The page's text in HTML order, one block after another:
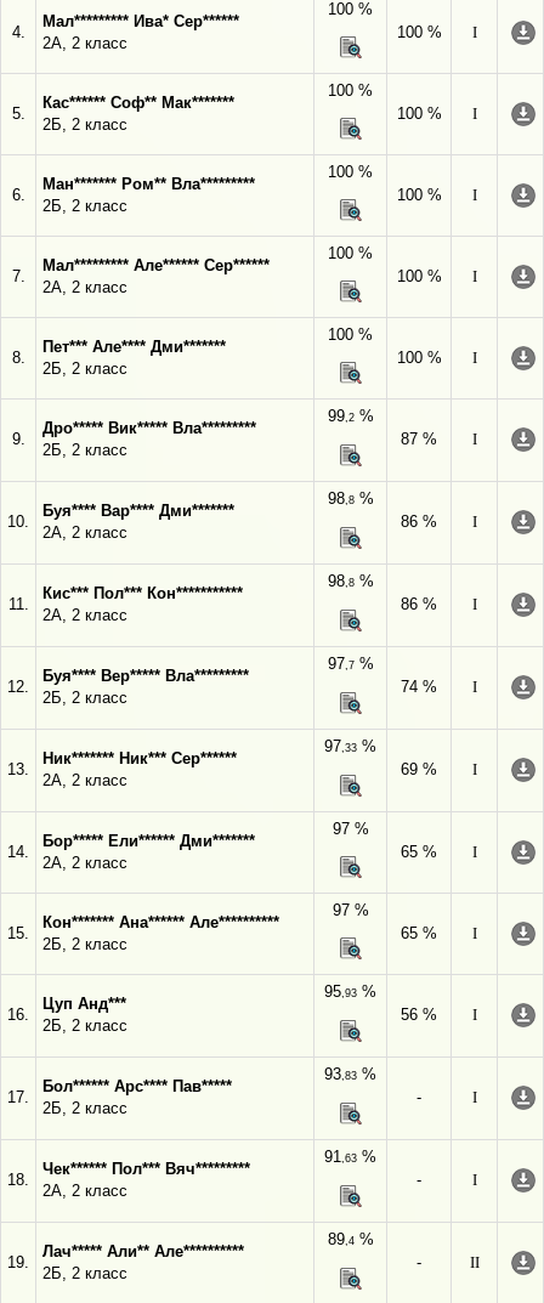
4.
Мал********* Ива* Сер******
2А, 2 класс
100 %
100 %
I
5.
Кас****** Соф** Мак*******
2Б, 2 класс
100 %
100 %
I
6.
Ман******* Ром** Вла*********
2Б, 2 класс
100 %
100 %
I
7.
Мал********* Але****** Сер******
2А, 2 класс
100 %
100 %
I
8.
Пет*** Але**** Дми*******
2Б, 2 класс
100 %
100 %
I
9.
Дро***** Вик***** Вла*********
2Б, 2 класс
99,2%
87 %
I
10.
Буя**** Вар**** Дми*******
2А, 2 класс
98,8%
86 %
I
11.
Кис*** Пол*** Кон***********
2А, 2 класс
98,8%
86 %
I
12.
Буя**** Вер***** Вла*********
2Б, 2 класс
97,7%
74 %
I
13.
Ник******* Ник*** Сер******
2А, 2 класс
97,33 %
69 %
I
14.
Бор***** Ели****** Дми*******
2А, 2 класс
97 %
65 %
I
15.
Кон******* Ана****** Але**********
2Б, 2 класс
97 %
65 %
I
16.
Цуп Анд***
2Б, 2 класс
95,93 %
56 %
I
17.
Бол****** Арс**** Пав*****
2Б, 2 класс
93,83 %
-
I
18.
Чек****** Пол*** Вяч*********
2А, 2 класс
91,63 %
-
I
19.
Лач***** Али** Але**********
2Б, 2 класс
89,4%
-
II